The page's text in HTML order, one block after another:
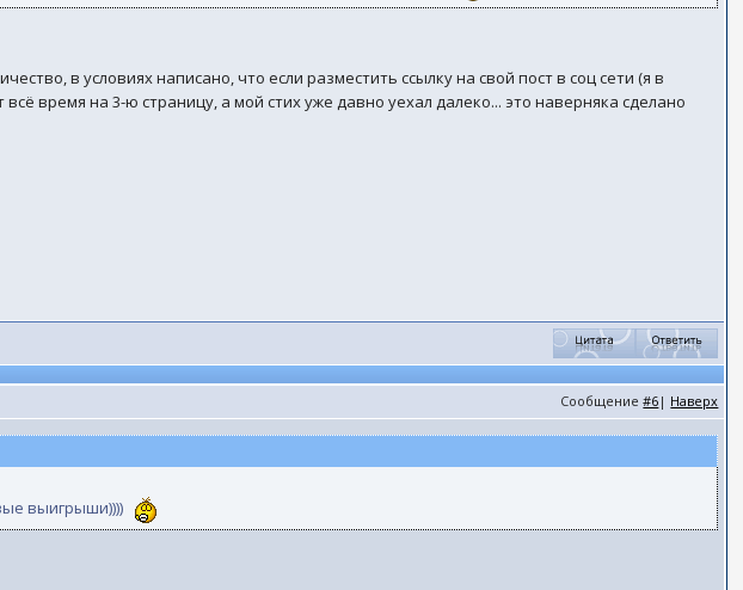
в условиях написано, что если разместить ссылку на свой пост в соц сети (я в
время на 3-ю страницу, а мой стих уже давно уехал далеко... это наверняка сделано
Сообщение#6 | Наверх
выигрыши))))